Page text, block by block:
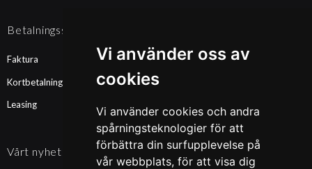
Vi använder oss av
cookies
Vi använder cookies och andra
spårningsteknologier för att
förbättra din surfupplevelse på
vår webbplats, för att visa dig
Betalningssätt
Faktura
Kortbetalning
Leasing
Vårt nyhetsbrev